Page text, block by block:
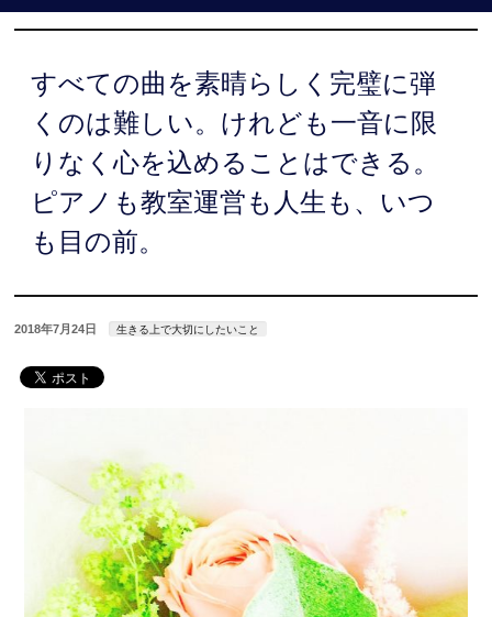
すべての曲を素晴らしく完璧に弾
くのは難しい。けれども一音に限
りなく心を込めることはできる。
ピアノも教室運営も人生も、いつ
も目の前。
2018年7月24日 生きる上で大切にしたいこと